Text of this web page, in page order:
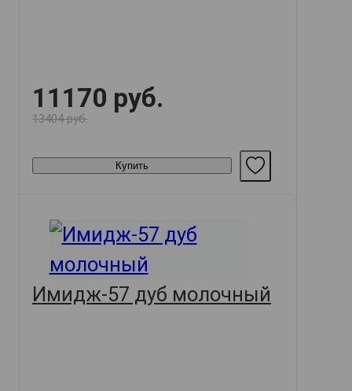
11170 руб.
13404 руб.
Купить
Имидж-57 дуб молочный